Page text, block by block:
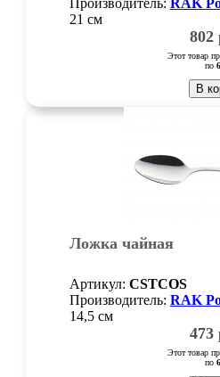
21 см
802
Этот товар
по
В
Ложка чайная
Артикул: CSTCOS
Производитель: RAK
14,5 см
473
Этот товар
по